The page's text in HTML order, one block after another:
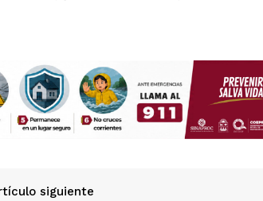
siguiente